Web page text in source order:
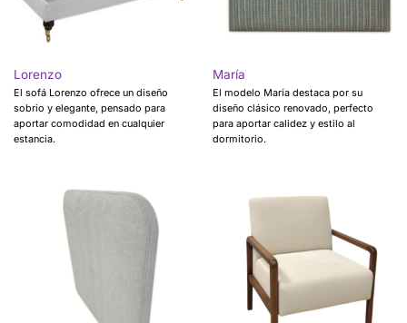
Lorenzo
El sofá Lorenzo ofrece un diseño
sobrio y elegante, pensado para
aportar comodidad en cualquier
estancia.
María
El modelo María destaca por su
diseño clásico renovado, perfecto
para aportar calidez y estilo al
dormitorio.